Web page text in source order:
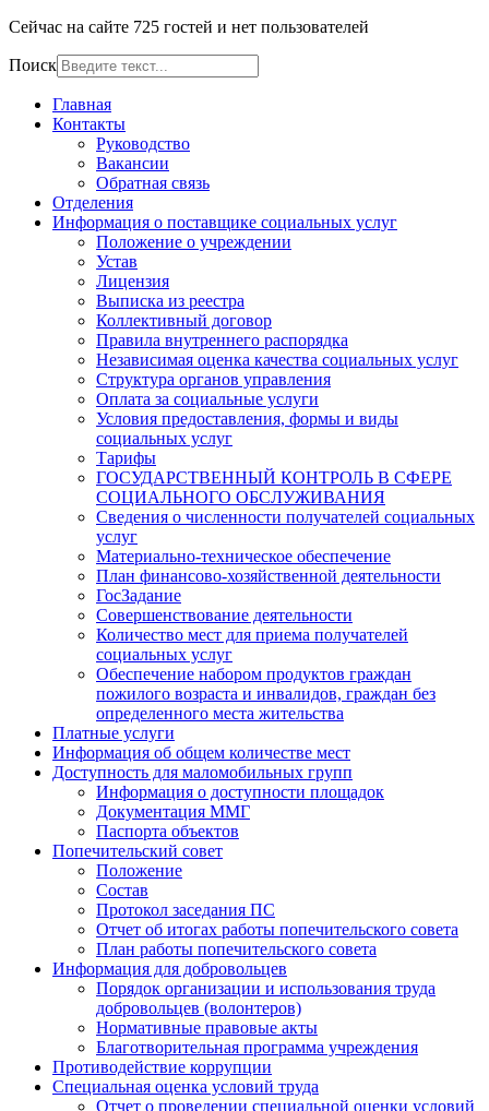
Сейчас на сайте 725 гостей и нет пользователей
Поиск
Главная
Контакты
Руководство
Вакансии
Обратная связь
Отделения
Информация о поставщике социальных услуг
Положение о учреждении
Устав
Лицензия
Выписка из реестра
Коллективный договор
Правила внутреннего распорядка
Независимая оценка качества социальных услуг
Структура органов управления
Оплата за социальные услуги
Условия предоставления, формы и виды
социальных услуг
Тарифы
ГОСУДАРСТВЕННЫЙ КОНТРОЛЬ В СФЕРЕ
СОЦИАЛЬНОГО ОБСЛУЖИВАНИЯ
Сведения о численности получателей социальных
услуг
Материально-техническое обеспечение
План финансово-хозяйственной деятельности
ГосЗадание
Совершенствование деятельности
Количество мест для приема получателей
социальных услуг
Обеспечение набором продуктов граждан
пожилого возраста и инвалидов, граждан без
определенного места жительства
Платные услуги
Информация об общем количестве мест
Доступность для маломобильных групп
Информация о доступности площадок
Документация ММГ
Паспорта объектов
Попечительский совет
Положение
Состав
Протокол заседания ПС
Отчет об итогах работы попечительского совета
План работы попечительского совета
Информация для добровольцев
Порядок организации и использования труда
добровольцев (волонтеров)
Нормативные правовые акты
Благотворительная программа учреждения
Противодействие коррупции
Специальная оценка условий труда
Отчет о проведении специальной оценки условий